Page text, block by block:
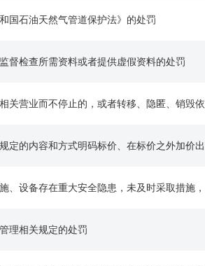
国石油天然气管道保护法》的处罚
督检查所需资料或者提供虚假资料的处罚
关营业而不停止的，或者转移、隐匿、销毁
标价、在标价之外加价出售商品或者收取未标明的费用、不能提供降价记录或者有关核定
大安全隐患，未及时采取措施，或财务、资产管理混乱，侵犯受教育者的合
理相关规定的处罚